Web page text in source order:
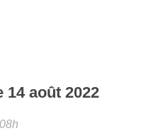
14 août 2022